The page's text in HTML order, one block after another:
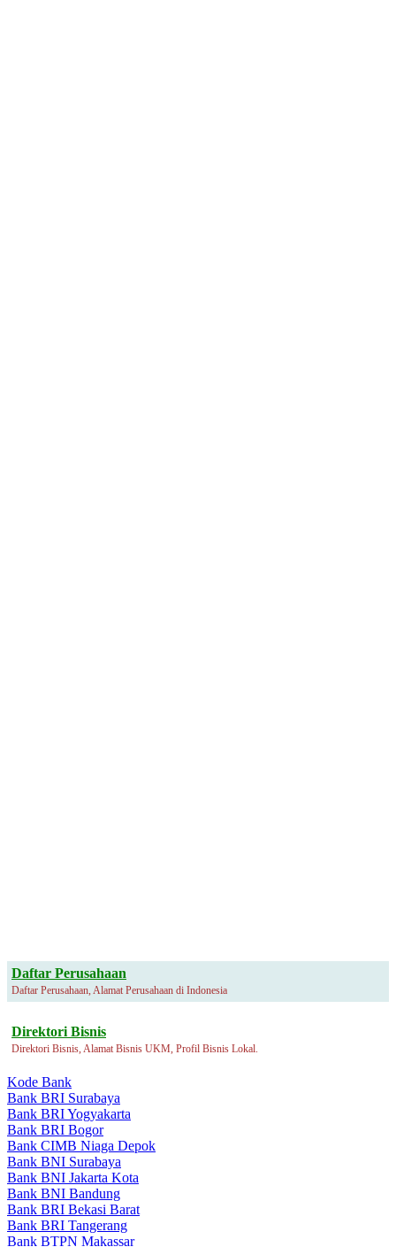
Daftar Perusahaan
Daftar Perusahaan, Alamat Perusahaan di Indonesia
Direktori Bisnis
Direktori Bisnis, Alamat Bisnis UKM, Profil Bisnis Lokal.
Kode Bank
Bank BRI Surabaya
Bank BRI Yogyakarta
Bank BRI Bogor
Bank CIMB Niaga Depok
Bank BNI Surabaya
Bank BNI Jakarta Kota
Bank BNI Bandung
Bank BRI Bekasi Barat
Bank BRI Tangerang
Bank BTPN Makassar